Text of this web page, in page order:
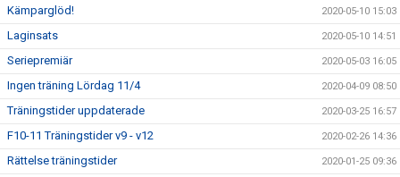
Kämparglöd! 2020-05-10 15:03
Laginsats 2020-05-10 14:51
Seriepremiär 2020-05-03 16:05
Ingen träning Lördag 11/4 2020-04-09 08:50
Träningstider uppdaterade 2020-03-25 16:57
F10-11 Träningstider v9 - v12 2020-02-26 14:36
Rättelse träningstider 2020-01-25 09:36